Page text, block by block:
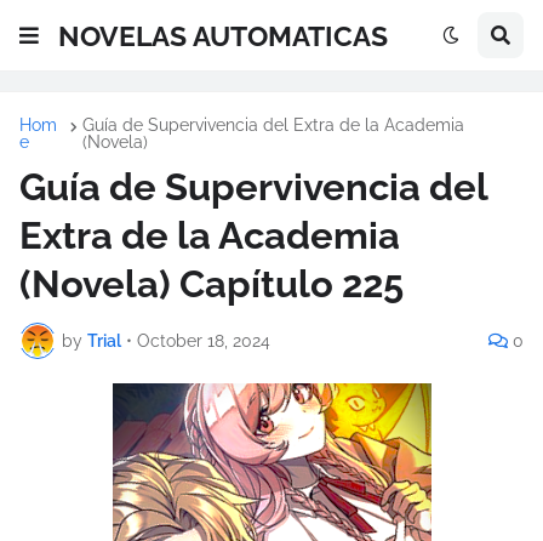
NOVELAS AUTOMATICAS
Hom
e
Guía de Supervivencia del Extra de la Academia
(Novela)
Guía de Supervivencia del
Extra de la Academia
(Novela) Capítulo 225
by Trial • October 18, 2024 0